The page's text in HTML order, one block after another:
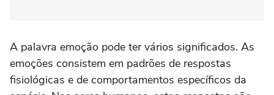
A palavra emoção pode ter vários significados. As
emoções consistem em padrões de respostas
fisiológicas e de comportamentos específicos da